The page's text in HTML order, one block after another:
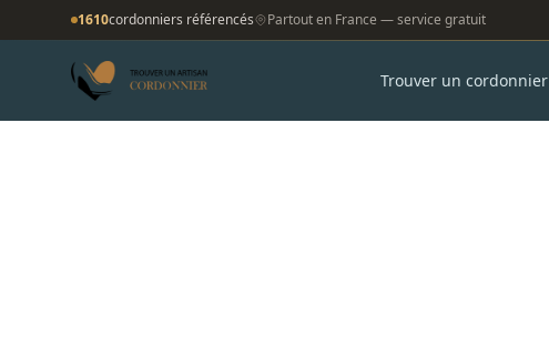
1610cordonniers référencés Partout en France — service gratuit
Trouver un cordonnier